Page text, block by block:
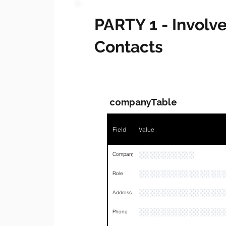
PARTY 1 -
Contacts
companyTable
Field Value
Company ░░░░░░░░░░
Role
Address
Phone